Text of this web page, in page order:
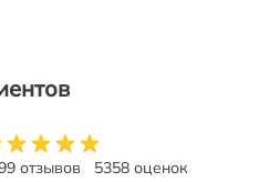
отзывов 5358 оценок